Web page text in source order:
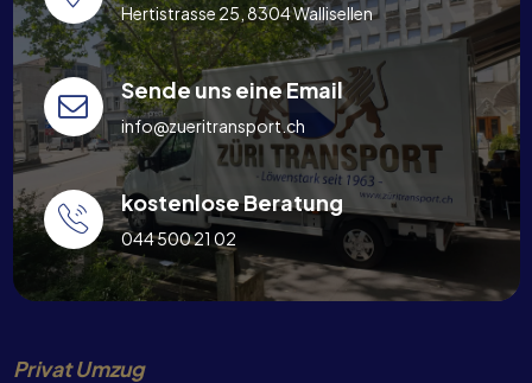
Hertistrasse 25, 8304 Wallisellen
Sende uns eine Email
info@zueritransport.ch
kostenlose Beratung
044 500 21 02
Privat Umzug